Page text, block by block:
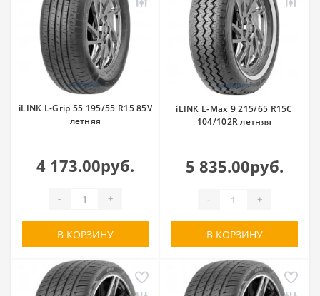
iLINK L-Grip 55 195/55 R15 85V
летняя
4 173.00руб.
- +
В КОРЗИНУ
iLINK L-Max 9 215/65 R15C
104/102R летняя
5 835.00руб.
- +
В КОРЗИНУ